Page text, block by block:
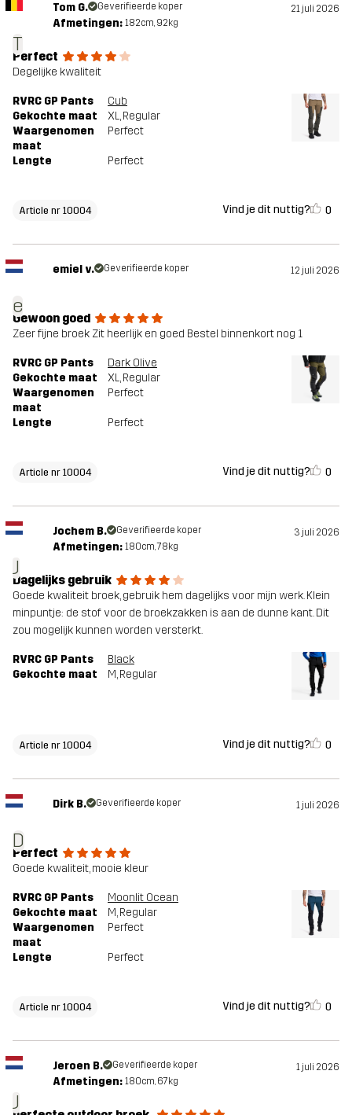
T
Tom G. Geverifieerde koper 21 juli 2026
Afmetingen: 182cm, 92kg
Perfect
Degelijke kwaliteit
RVRC GP Pants
Cub
Gekochte maat
XL, Regular
Waargenomen
maat
Perfect
Lengte Perfect
Article nr 10004 Vind je dit nuttig? 0
e
emiel v. Geverifieerde koper 12 juli 2026
Gewoon goed
Zeer fijne broek Zit heerlijk en goed Bestel binnenkort nog 1
RVRC GP Pants
Dark Olive
Gekochte maat
XL, Regular
Waargenomen
maat
Perfect
Lengte Perfect
Article nr 10004 Vind je dit nuttig? 0
J
Jochem B. Geverifieerde koper 3 juli 2026
Afmetingen: 180cm, 78kg
Dagelijks gebruik
Goede kwaliteit broek, gebruik hem dagelijks voor mijn werk. Klein
minpuntje: de stof voor de broekzakken is aan de dunne kant. Dit
zou mogelijk kunnen worden versterkt.
RVRC GP Pants
Black
Gekochte maat
M, Regular
Article nr 10004 Vind je dit nuttig? 0
D
Dirk B. Geverifieerde koper 1 juli 2026
Perfect
Goede kwaliteit, mooie kleur
RVRC GP Pants
Moonlit Ocean
Gekochte maat
M, Regular
Waargenomen
maat
Perfect
Lengte Perfect
Article nr 10004 Vind je dit nuttig? 0
J
Jeroen B. Geverifieerde koper 1 juli 2026
Afmetingen: 180cm, 67kg